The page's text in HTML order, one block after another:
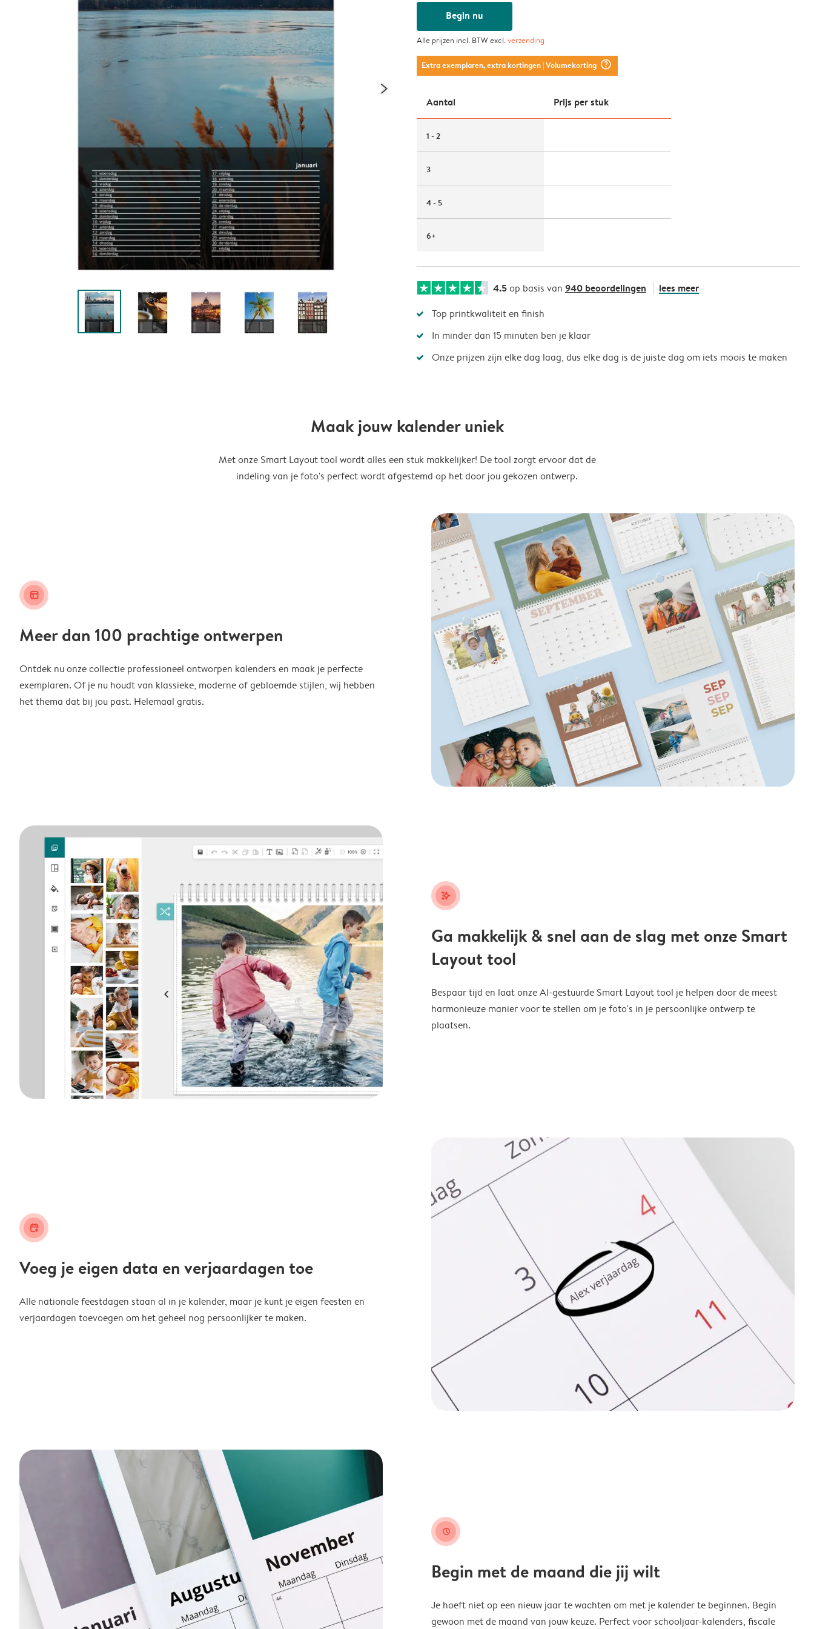
Begin nu
Alle prijzen incl. BTW excl.verzending
Extra exemplaren, extra kortingen| Volumekorting question_mark_circle
Aantal Prijs per stuk
1 - 2
3
4 - 5
6+
4.5op basis van 940 beoordelingen lees meer
Top printkwaliteit en finish
In minder dan 15 minuten ben je klaar
Onze prijzen zijn elke dag laag, dus elke dag is de juiste dag om iets moois te maken
Maak jouw kalender uniek
Met onze Smart Layout tool wordt alles een stuk makkelijker! De tool zorgt ervoor dat de
indeling van je foto's perfect wordt afgestemd op het door jou gekozen ontwerp.
layout_alt
Meer dan 100 prachtige ontwerpen
Ontdek nu onze collectie professioneel ontworpen kalenders en maak je perfecte
exemplaren. Of je nu houdt van klassieke, moderne of gebloemde stijlen, wij hebben
het thema dat bij jou past. Helemaal gratis.
stars_plus
Ga makkelijk & snel aan de slag met onze Smart
Layout tool
Bespaar tijd en laat onze AI-gestuurde Smart Layout tool je helpen door de meest
harmonieuze manier voor te stellen om je foto's in je persoonlijke ontwerp te
plaatsen.
calendar_plus
Voeg je eigen data en verjaardagen toe
Alle nationale feestdagen staan al in je kalender, maar je kunt je eigen feesten en
verjaardagen toevoegen om het geheel nog persoonlijker te maken.
clock
Begin met de maand die jij wilt
Je hoeft niet op een nieuw jaar te wachten om met je kalender te beginnen. Begin
gewoon met de maand van jouw keuze. Perfect voor schooljaar-kalenders, fiscale